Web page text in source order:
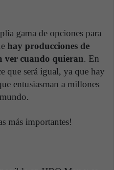
gama de opciones para
hay producciones de
ver cuando quieran. En
que será igual, ya que hay
entusiasman a millones
más importantes!